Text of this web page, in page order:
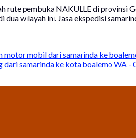
rute pembuka NAKULLE di provinsi
wilayah ini. Jasa ekspedisi
motor mobil dari samarinda ke
dari samarinda ke kota boalemo WA -